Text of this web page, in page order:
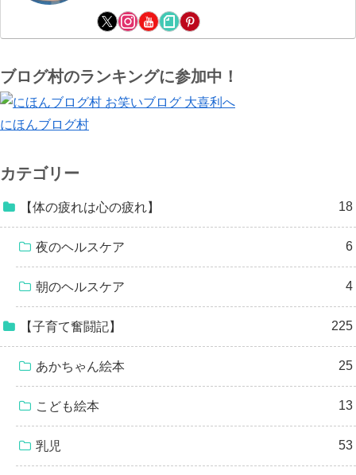
ブログ村のランキングに参加中！
にほんブログ村
カテゴリー
【体の疲れは心の疲れ】 18
夜のヘルスケア 6
朝のヘルスケア 4
【子育て奮闘記】 225
あかちゃん絵本 25
こども絵本 13
乳児 53